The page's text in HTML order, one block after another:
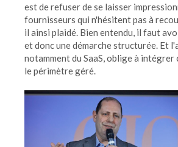
est de refuser de se laisser
fournisseurs qui n'hésitent pas à
il ainsi plaidé. Bien entendu, il faut
et donc une démarche structurée. Et
notamment du SaaS, oblige à intégrer
le périmètre géré.